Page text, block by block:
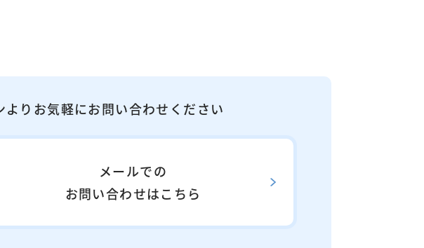
りお気軽にお問い合わせください
メールでの
お問い合わせはこちら